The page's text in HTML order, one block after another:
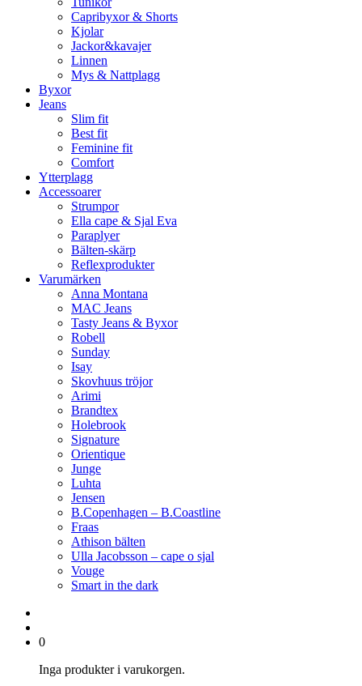
Capribyxor & Shorts
Kjolar
Jackor&kavajer
Linnen
Mys & Nattplagg
Byxor
Jeans
Slim fit
Best fit
Feminine fit
Comfort
Ytterplagg
Accessoarer
Strumpor
Ella cape & Sjal Eva
Paraplyer
Bälten-skärp
Reflexprodukter
Varumärken
Anna Montana
MAC Jeans
Tasty Jeans & Byxor
Robell
Sunday
Isay
Skovhuus tröjor
Arimi
Brandtex
Holebrook
Signature
Orientique
Junge
Luhta
Jensen
B.Copenhagen – B.Coastline
Fraas
Athison bälten
Ulla Jacobsson – cape o sjal
Vouge
Smart in the dark
0
Inga produkter i varukorgen.